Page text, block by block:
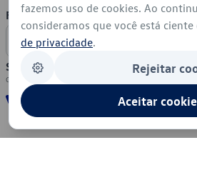
Formas de Pagamento
Segurança
fazemos uso de cookies. Ao
consideramos que você está ciente
de privacidade.
Rejeitar
Aceitar